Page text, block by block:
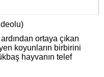
ardından ortaya çıkan
koyunların birbirini
hayvanın telef